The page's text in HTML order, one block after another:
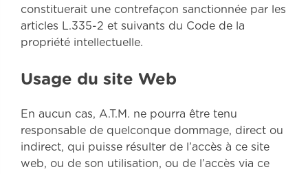
constituerait une contrefaçon sanctionnée par les
articles L.335-2 et suivants du Code de la
propriété intellectuelle.
Usage du site Web
En aucun cas, A.T.M. ne pourra être tenu
responsable de quelconque dommage, direct ou
indirect, qui puisse résulter de l’accès à ce site
web, ou de son utilisation, ou de l’accès via ce